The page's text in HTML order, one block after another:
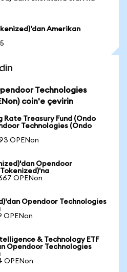
Amerikan
Technologies
coin'e çevirin
Rate Treasury Fund (Ondo
Technologies (Ondo
OPENon
Opendoor
OPENon
Opendoor Technologies
OPENon
& Technology ETF
Opendoor Technologies
OPENon